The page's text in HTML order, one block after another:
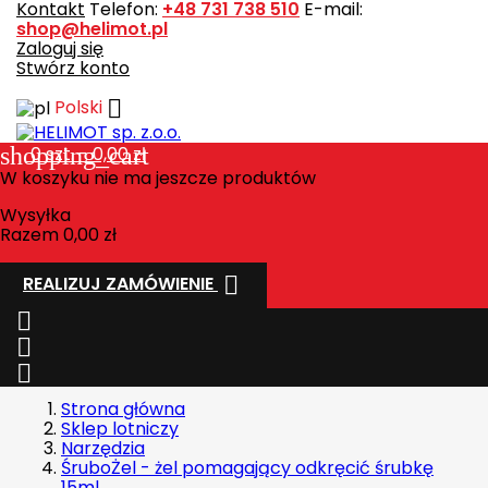
Kontakt Telefon: +48 731 738 510 E-mail:
shop@helimot.pl
Zaloguj się
Stwórz konto
Polski 
shopping_cart
0szt. - 0,00 zł
W koszyku nie ma jeszcze produktów
Wysyłka
Razem0,00 zł
REALIZUJ ZAMÓWIENIE 



Strona główna
Sklep lotniczy
Narzędzia
ŚruboŻel - żel pomagający odkręcić śrubkę